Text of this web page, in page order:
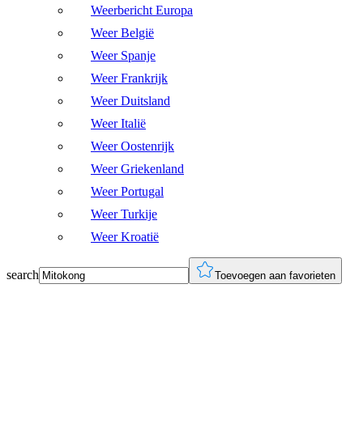
Weerbericht Europa
Weer België
Weer Spanje
Weer Frankrijk
Weer Duitsland
Weer Italië
Weer Oostenrijk
Weer Griekenland
Weer Portugal
Weer Turkije
Weer Kroatië
search Toevoegen aan favorieten